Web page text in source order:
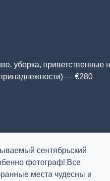
уборка, приветственные
— €280
сентябрьский
фотограф! Все
места чудесны и